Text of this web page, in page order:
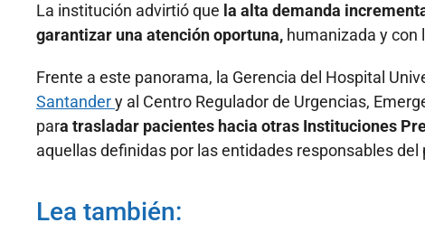
La institución advirtió que la alta demanda
garantizar una atención oportuna, humanizada y con
Frente a este panorama, la Gerencia del Hospital
Santandery al Centro Regulador de Urgencias,
para trasladar pacientes hacia otras Instituciones
aquellas definidas por las entidades responsables del
Lea también: